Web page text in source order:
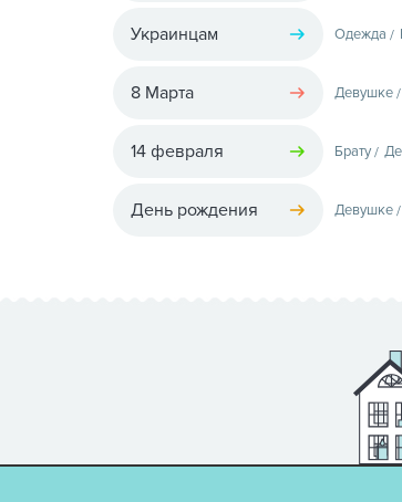
Украинцам Одежда
8 Марта Девушке
14 февраля Брату
День рождения Девушке